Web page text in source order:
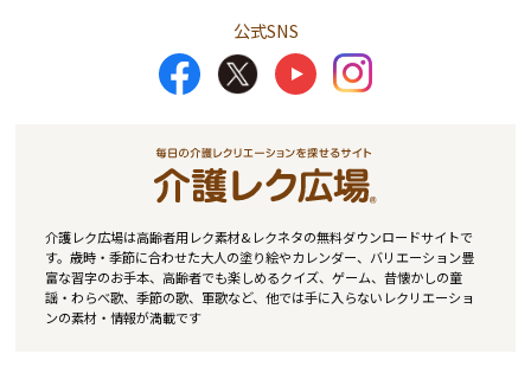
公式SNS
介護レク広場は高齢者用レク素材&レクネタの無料ダウンロードサイトで
す。歳時・季節に合わせた大人の塗り絵やカレンダー、バリエーション豊
富な習字のお手本、高齢者でも楽しめるクイズ、ゲーム、昔懐かしの童
謡・わらべ歌、季節の歌、軍歌など、他では手に入らないレクリエーショ
ンの素材・情報が満載です